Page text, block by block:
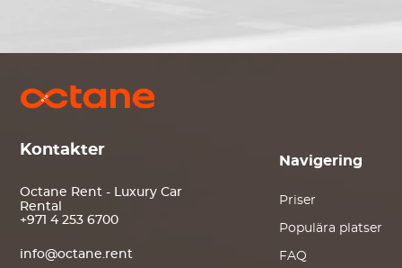
Kontakter
Octane Rent - Luxury Car
Rental
+971 4 253 6700
info@octane.rent
Navigering
Priser
Populära platser
FAQ